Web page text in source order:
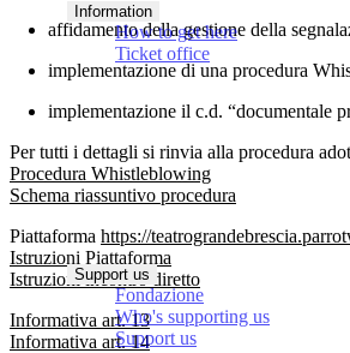
Information
How to get here
Ticket office
Support us
Fondazione
Who's supporting us
Support us
affidamento della gestione della
implementazione di una procedura
implementazione il c.d. “documentale
Per tutti i dettagli si rinvia alla procedura
Procedura Whistleblowing
Schema riassuntivo procedura
Piattaforma https://
Istruzioni Piattaforma
Istruzioni incontro diretto
Informativa art. 13
Informativa art. 14